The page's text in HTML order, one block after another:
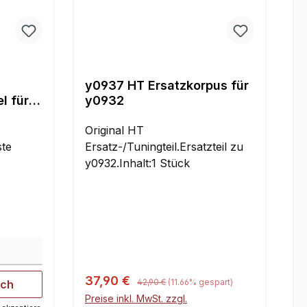
für
(8 x
2WD
mm
y0937 HT Ersatzkorpus für
y0932
Original HT
Ersatz-/Tuningteil.Ersatzteil zu
y0932.Inhalt:1 Stück
Verkaufspreis:
37,90 € Regulärer Preis:
42,90 € (11.66% gespart)
Preise inkl. MwSt. zzgl.